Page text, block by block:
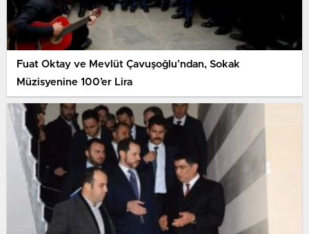
Fuat Oktay ve Mevlüt Çavuşoğlu’ndan, Sokak
Müzisyenine 100’er Lira